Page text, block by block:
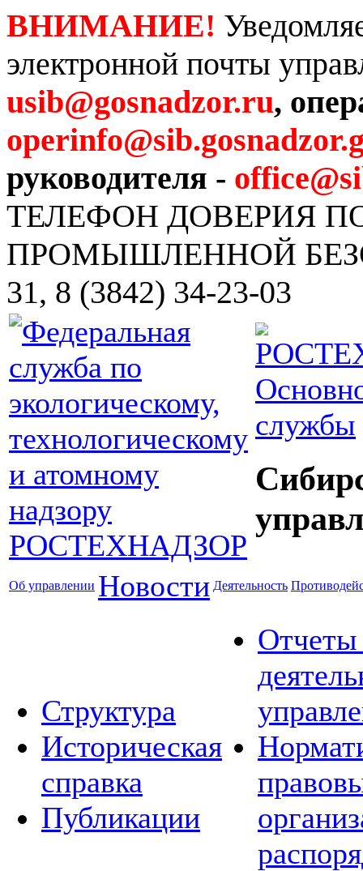
ВНИМАНИЕ!
электронной почты
usib@gosnadzor.ru,
руководителя -
ТЕЛЕФОН ДОВЕРИЯ
ПРОМЫШЛЕННОЙ
31, 8 (3842) 34-23-03
службы
Об управлении Новости Деятельность
Структура
Историческая
справка
Публикации
Отчеты